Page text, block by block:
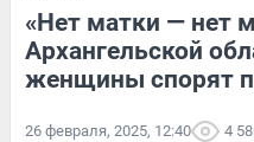
«Нет матки — нет
Архангельской
женщины спорят
26 февраля, 2025, 12:40 4